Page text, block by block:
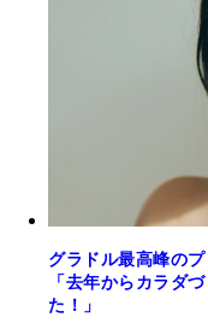
グラドル最高峰の
「去年からカラダ
た！」